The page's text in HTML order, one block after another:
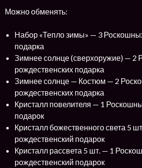
Можно обменять:
Набор «Тепло зимы» — 3
подарка
Зимнее солнце (сверхоружие) — 2
рождественских подарка
Зимнее солнце — Костюм — 2
рождественских подарка
Кристалл повелителя — 1
подарок
Кристалл божественного света 5
рождественский подарок
Кристалл рассвета 5 шт. — 1
рождественский подарок